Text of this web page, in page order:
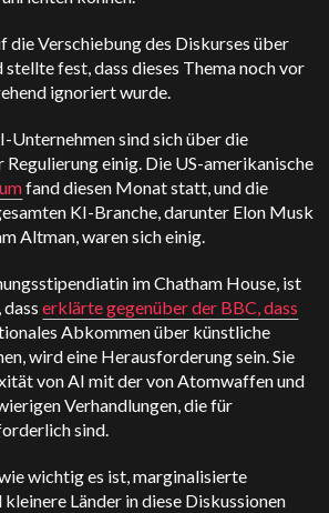
die Verschiebung des Diskurses über
stellte fest, dass dieses Thema noch vor
ignoriert wurde.
Unternehmen sind sich über die
einig. Die US-amerikanische
fand diesen Monat statt, und die
KI-Branche, darunter Elon Musk
Altman, waren sich einig.
im Chatham House, ist
dasserklärte gegenüber der BBC, dass
Abkommen über künstliche
wird eine Herausforderung sein. Sie
von AI mit der von Atomwaffen und
Verhandlungen, die für
sind.
wichtig es ist, marginalisierte
Länder in diese Diskussionen